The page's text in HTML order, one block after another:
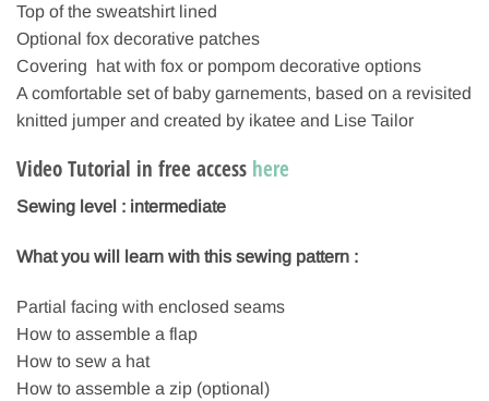
Top of the sweatshirt lined
Optional fox decorative patches
Covering hat with fox or pompom decorative options
A comfortable set of baby garnements, based on a revisited
knitted jumper and created by ikatee and Lise Tailor
Video Tutorial in free access here
Sewing level : intermediate
What you will learn with this sewing pattern :
Partial facing with enclosed seams
How to assemble a flap
How to sew a hat
How to assemble a zip (optional)